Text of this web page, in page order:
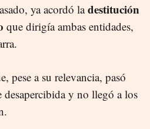
ya acordó ladestitución
que dirigía ambas entidades,
pese a su relevancia, pasó
desapercibida y no llegó a los